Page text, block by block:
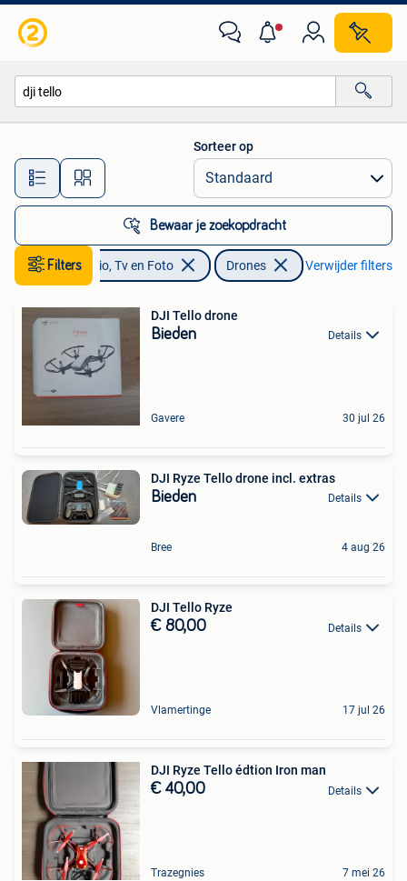
Alle afstanden…
Sorteer op
Bewaar je zoekopdracht
FiltersAudio, Tv en Foto Drones Verwijder filters
DJI Tello drone
Bieden Details
Gavere 30 jul 26
DJI Ryze Tello drone incl. extras
Bieden Details
Bree 4 aug 26
DJI Tello Ryze
€ 80,00 Details
Vlamertinge 17 jul 26
DJI Ryze Tello édtion Iron man
€ 40,00 Details
Trazegnies 7 mei 26